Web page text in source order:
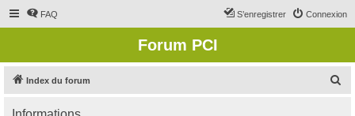
FAQ Connexion
S’enregistrer
Forum PCI
Index du forum